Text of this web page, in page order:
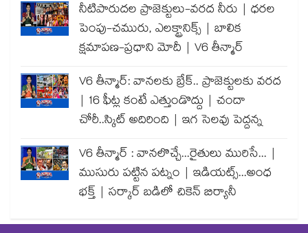
నీటిపారుదల ప్రాజెక్టులు-వరద నీరు | ధరల
పెంపు-చమురు, ఎలక్ట్రానిక్స్ | బాలిక
క్షమాపణ-ప్రధాని మోదీ | V6 తీన్మార్
V6 తీన్మార్: వానలకు బ్రేక్.. ప్రాజెక్టులకు వరద
| 16 ఫీట్ల కంటే ఎత్తుండొద్దు | చందా
చోరీ..స్కిట్ అదిరింది | ఇగ సెలవు పెద్దన్న
V6 తీన్మార్ : వానలొచ్చే...రైతులు మురిసే... |
ముసురు పట్టిన పట్నం | ఇడియట్స్...అంధ
భక్త్ | సర్కార్ బడిలో చికెన్ బిర్యానీ